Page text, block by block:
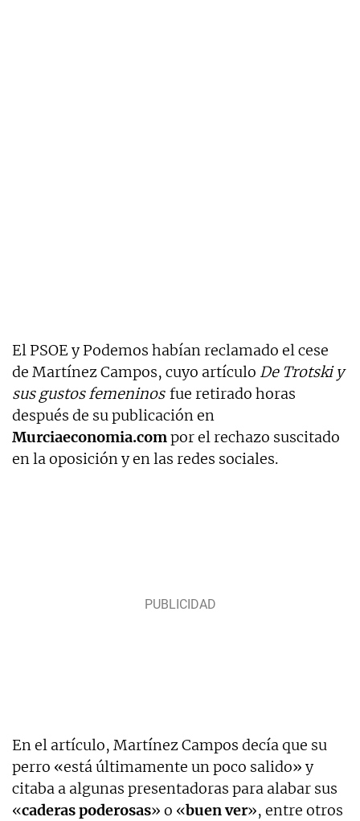
El PSOE y Podemos habían reclamado el cese
de Martínez Campos, cuyo artículo De Trotski y
sus gustos femeninos fue retirado horas
después de su publicación en
Murciaeconomia.compor el rechazo suscitado
en la oposición y en las redes sociales.
En el artículo, Martínez Campos decía que su
perro «está últimamente un poco salido» y
citaba a algunas presentadoras para alabar sus
«caderas poderosas» o «buen ver», entre otros